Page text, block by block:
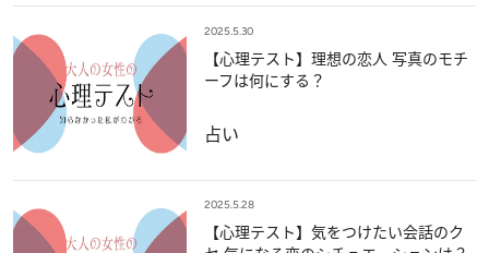
2025.5.30
【心理テスト】理想の恋人 写真のモチ
ーフは何にする？
占い
2025.5.28
【心理テスト】気をつけたい会話のク